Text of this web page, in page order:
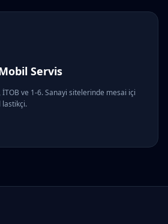
Servis
İTOB ve 1-6. Sanayi sitelerinde mesai içi
lastikçi.